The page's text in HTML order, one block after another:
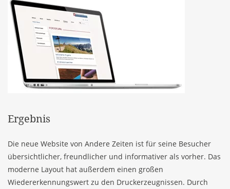
Ergebnis
Die neue Website von Andere Zeiten ist für seine Besucher
übersichtlicher, freundlicher und informativer als vorher. Das
moderne Layout hat außerdem einen großen
Wiedererkennungswert zu den Druckerzeugnissen. Durch